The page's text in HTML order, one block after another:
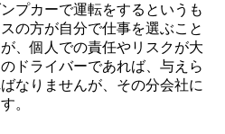
プカーで運転をするというも
の方が自分で仕事を選ぶこと
、個人での責任やリスクが大
ドライバーであれば、与えら
なりませんが、その分会社に
。